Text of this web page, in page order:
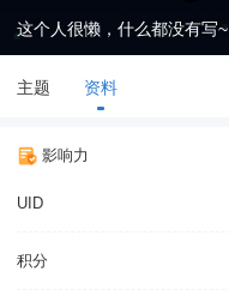
这个人很懒，什么都没有写~
主题 资料
影响力
UID
积分